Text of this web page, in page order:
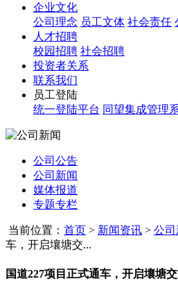
企业文化
公司理念 员工文体 社会责任
人才招聘
校园招聘 社会招聘
投资者关系
联系我们
员工登陆
统一登陆平台 同望集成管理
公司公告
公司新闻
媒体报道
专题专栏
当前位置： 首页 > 新闻资讯 > 公司
车，开启壤塘交...
国道227项目正式通车，开启壤塘